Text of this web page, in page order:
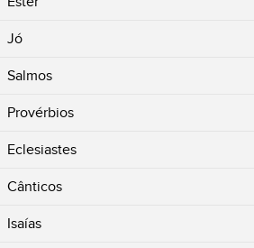
Jó
Salmos
Provérbios
Eclesiastes
Cânticos
Isaías